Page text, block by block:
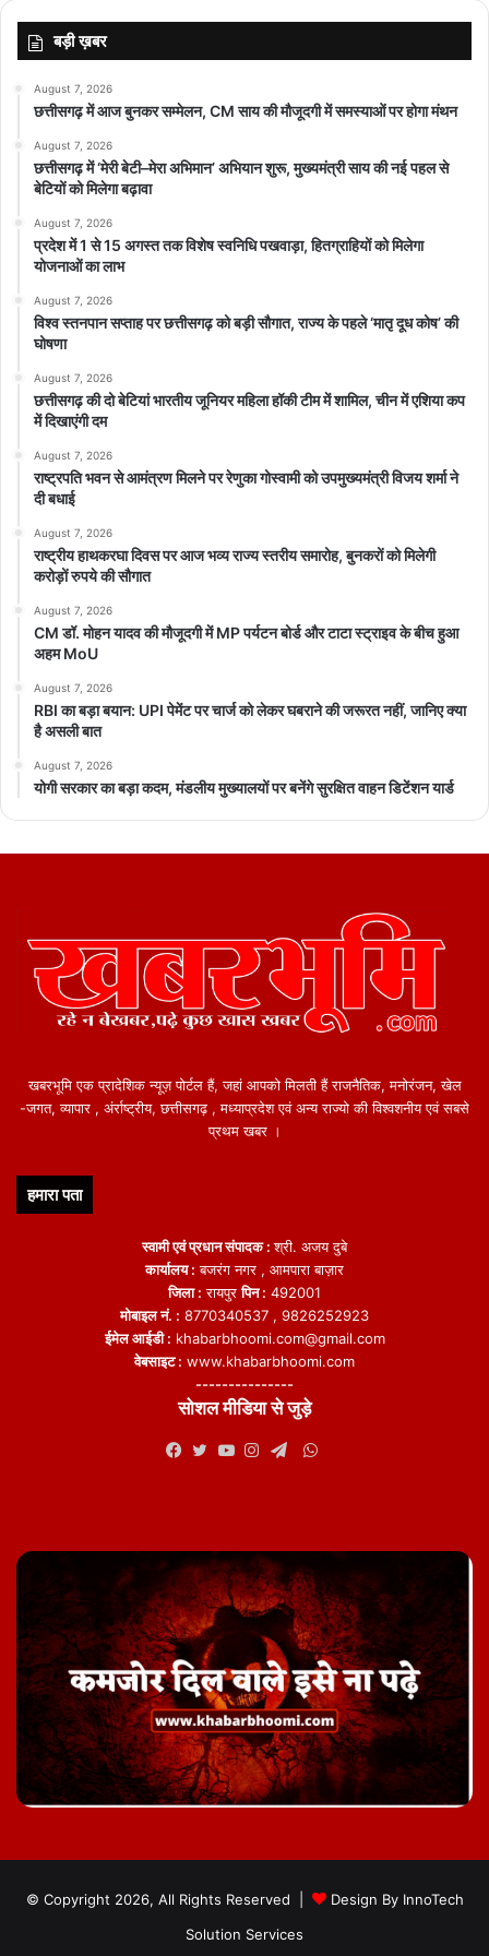
से सीजीपीएससी की तैयारी करने आते हैं। इनके लिए एक हॉस्टल हो जाएगा तो
यह बहुत अच्छा सुझाव है। अगले सत्र से हॉस्टल की सुविधा हो जाएगी।
बड़ी ख़बर
August 7, 2026
छत्तीसगढ़ में आज बुनकर सम्मेलन, CM साय की मौजूदगी में समस्याओं पर होगा मंथन
August 7, 2026
छत्तीसगढ़ में ‘मेरी बेटी–मेरा अभिमान’ अभियान शुरू, मुख्यमंत्री साय की नई पहल से
बेटियों को मिलेगा बढ़ावा
August 7, 2026
प्रदेश में 1 से 15 अगस्त तक विशेष स्वनिधि पखवाड़ा, हितग्राहियों को मिलेगा
योजनाओं का लाभ
August 7, 2026
विश्व स्तनपान सप्ताह पर छत्तीसगढ़ को बड़ी सौगात, राज्य के पहले ‘मातृ दूध कोष’ की
घोषणा
August 7, 2026
छत्तीसगढ़ की दो बेटियां भारतीय जूनियर महिला हॉकी टीम में शामिल, चीन में एशिया कप
में दिखाएंगी दम
August 7, 2026
राष्ट्रपति भवन से आमंत्रण मिलने पर रेणुका गोस्वामी को उपमुख्यमंत्री विजय शर्मा ने
दी बधाई
August 7, 2026
राष्ट्रीय हाथकरघा दिवस पर आज भव्य राज्य स्तरीय समारोह, बुनकरों को मिलेगी
करोड़ों रुपये की सौगात
August 7, 2026
CM डॉ. मोहन यादव की मौजूदगी में MP पर्यटन बोर्ड और टाटा स्ट्राइव के बीच हुआ
अहम MoU
August 7, 2026
RBI का बड़ा बयान: UPI पेमेंट पर चार्ज को लेकर घबराने की जरूरत नहीं, जानिए क्या
है असली बात
August 7, 2026
योगी सरकार का बड़ा कदम, मंडलीय मुख्यालयों पर बनेंगे सुरक्षित वाहन डिटेंशन यार्ड
खबरभूमि एक प्रादेशिक न्यूज़ पोर्टल हैं, जहां आपको मिलती हैं राजनैतिक, मनोरंजन, खेल
-जगत, व्यापार , अंर्राष्ट्रीय, छत्तीसगढ़ , मध्याप्रदेश एवं अन्य राज्यो की विश्वशनीय एवं सबसे
प्रथम खबर ।
हमारा पता
स्वामी एवं प्रधान संपादक :श्री. अजय दुबे
कार्यालय : बजरंग नगर , आमपारा बाज़ार
जिला : रायपुरपिन : 492001
मोबाइल नं. : 8770340537 , 9826252923
ईमेल आईडी : khabarbhoomi.com@gmail.com
वेबसाइट : www.khabarbhoomi.com
---------------
सोशल मीडिया से जुड़े
WhatsApp
© Copyright 2026, All Rights Reserved | Design By InnoTech
Solution Services